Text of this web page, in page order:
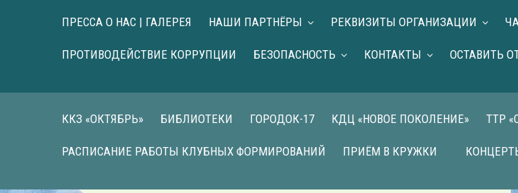
ПРЕССА О НАС | ГАЛЕРЕЯ НАШИ ПАРТНЁРЫ РЕКВИЗИТЫ ОРГАНИЗАЦИИ
ПРОТИВОДЕЙСТВИЕ КОРРУПЦИИ БЕЗОПАСНОСТЬ КОНТАКТЫ ОСТАВИТЬ
ККЗ «ОКТЯБРЬ» БИБЛИОТЕКИ ГОРОДОК-17 КДЦ «НОВОЕ ПОКОЛЕНИЕ» ТТР
РАСПИСАНИЕ РАБОТЫ КЛУБНЫХ ФОРМИРОВАНИЙ ПРИЁМ В КРУЖКИ